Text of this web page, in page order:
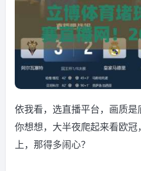
依我看，选直播平台，画质是
你想想，大半夜爬起来看欧
上，那得多闹心？